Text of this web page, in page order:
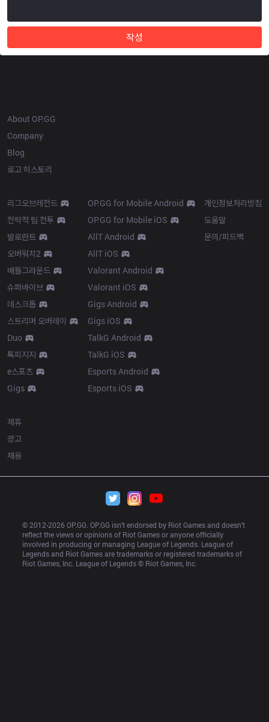
작성
About OP.GG
Company
Blog
로고 히스토리
리그오브레전드
전략적 팀 전투
발로란트
오버워치2
배틀그라운드
슈퍼바이브
데스크톱
스트리머 오버레이
Duo
톡피지지
e스포츠
Gigs
OP.GG for Mobile Android
OP.GG for Mobile iOS
AllT Android
AllT iOS
Valorant Android
Valorant iOS
Gigs Android
Gigs iOS
TalkG Android
TalkG iOS
Esports Android
Esports iOS
개인정보처리방침
도움말
문의/피드백
제휴
광고
채용
© 2012-2026 OP.GG. OP.GG isn’t endorsed by Riot Games and doesn’t
reflect the views or opinions of Riot Games or anyone officially
involved in producing or managing League of Legends. League of
Legends and Riot Games are trademarks or registered trademarks of
Riot Games, Inc. League of Legends © Riot Games, Inc.